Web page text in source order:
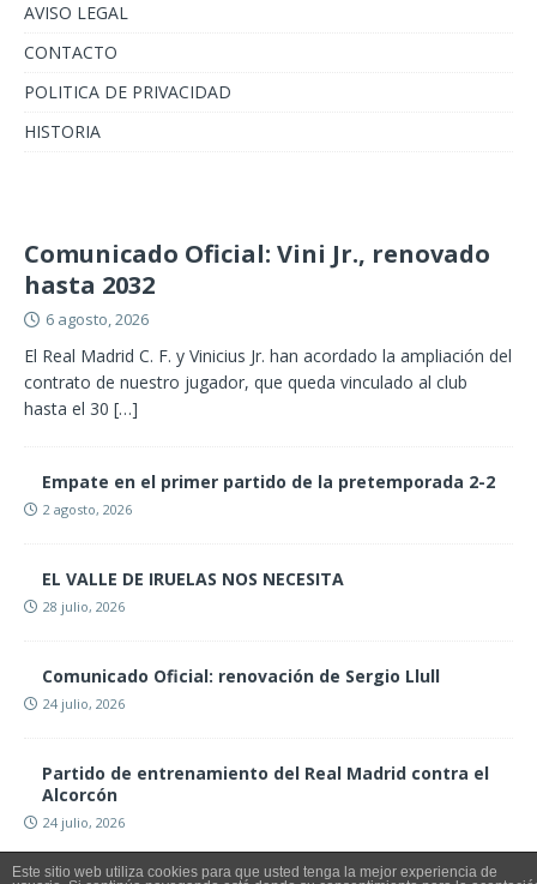
AVISO LEGAL
CONTACTO
POLITICA DE PRIVACIDAD
HISTORIA
Comunicado Oficial: Vini Jr., renovado
hasta 2032
6 agosto, 2026
El Real Madrid C. F. y Vinicius Jr. han acordado la ampliación del
contrato de nuestro jugador, que queda vinculado al club
hasta el 30 […]
Empate en el primer partido de la pretemporada 2-2
2 agosto, 2026
EL VALLE DE IRUELAS NOS NECESITA
28 julio, 2026
Comunicado Oficial: renovación de Sergio Llull
24 julio, 2026
Partido de entrenamiento del Real Madrid contra el
Alcorcón
24 julio, 2026
Este sitio web utiliza cookies para que usted tenga la mejor experiencia de